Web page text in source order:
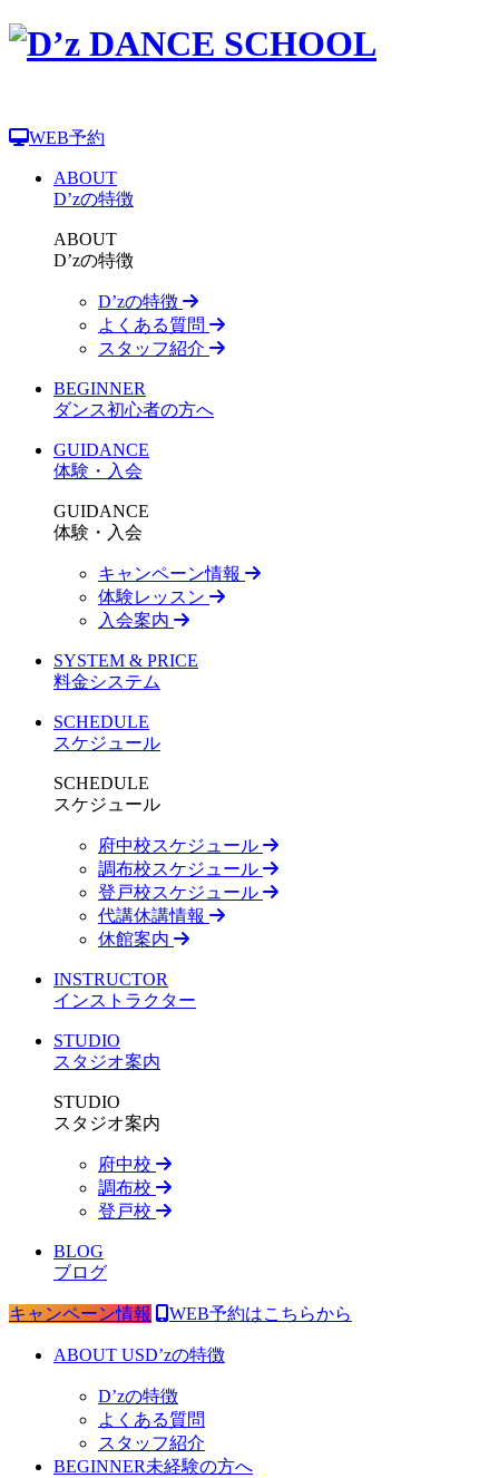
WEB予約
ABOUT
D’zの特徴
ABOUT
D’zの特徴
D’zの特徴
よくある質問
スタッフ紹介
BEGINNER
ダンス初心者の方へ
GUIDANCE
体験・入会
GUIDANCE
体験・入会
キャンペーン情報
体験レッスン
入会案内
SYSTEM & PRICE
料金システム
SCHEDULE
スケジュール
SCHEDULE
スケジュール
府中校スケジュール
調布校スケジュール
登戸校スケジュール
代講休講情報
休館案内
INSTRUCTOR
インストラクター
STUDIO
スタジオ案内
STUDIO
スタジオ案内
府中校
調布校
登戸校
BLOG
ブログ
キャンペーン情報 WEB予約はこちらから
ABOUT USD’zの特徴
D’zの特徴
よくある質問
スタッフ紹介
BEGINNER未経験の方へ